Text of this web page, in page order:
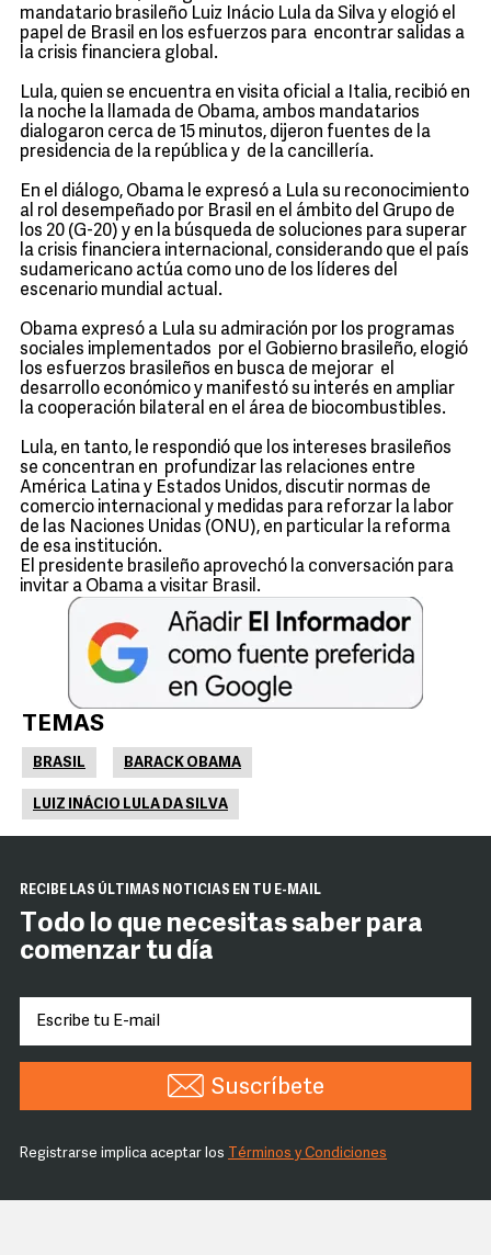
mandatario brasileño Luiz Inácio Lula da Silva y elogió el
papel de Brasil en los esfuerzos para encontrar salidas a
la crisis financiera global.
Lula, quien se encuentra en visita oficial a Italia, recibió en
la noche la llamada de Obama, ambos mandatarios
dialogaron cerca de 15 minutos, dijeron fuentes de la
presidencia de la república y de la cancillería.
En el diálogo, Obama le expresó a Lula su reconocimiento
al rol desempeñado por Brasil en el ámbito del Grupo de
los 20 (G-20) y en la búsqueda de soluciones para superar
la crisis financiera internacional, considerando que el país
sudamericano actúa como uno de los líderes del
escenario mundial actual.
Obama expresó a Lula su admiración por los programas
sociales implementados por el Gobierno brasileño, elogió
los esfuerzos brasileños en busca de mejorar el
desarrollo económico y manifestó su interés en ampliar
la cooperación bilateral en el área de biocombustibles.
Lula, en tanto, le respondió que los intereses brasileños
se concentran en profundizar las relaciones entre
América Latina y Estados Unidos, discutir normas de
comercio internacional y medidas para reforzar la labor
de las Naciones Unidas (ONU), en particular la reforma
de esa institución.
El presidente brasileño aprovechó la conversación para
invitar a Obama a visitar Brasil.
TEMAS
BRASIL BARACK OBAMA
LUIZ INÁCIO LULA DA SILVA
RECIBE LAS ÚLTIMAS NOTICIAS EN TU E-MAIL
Todo lo que necesitas saber para
comenzar tu día
Suscríbete
Registrarse implica aceptar los Términos y Condiciones